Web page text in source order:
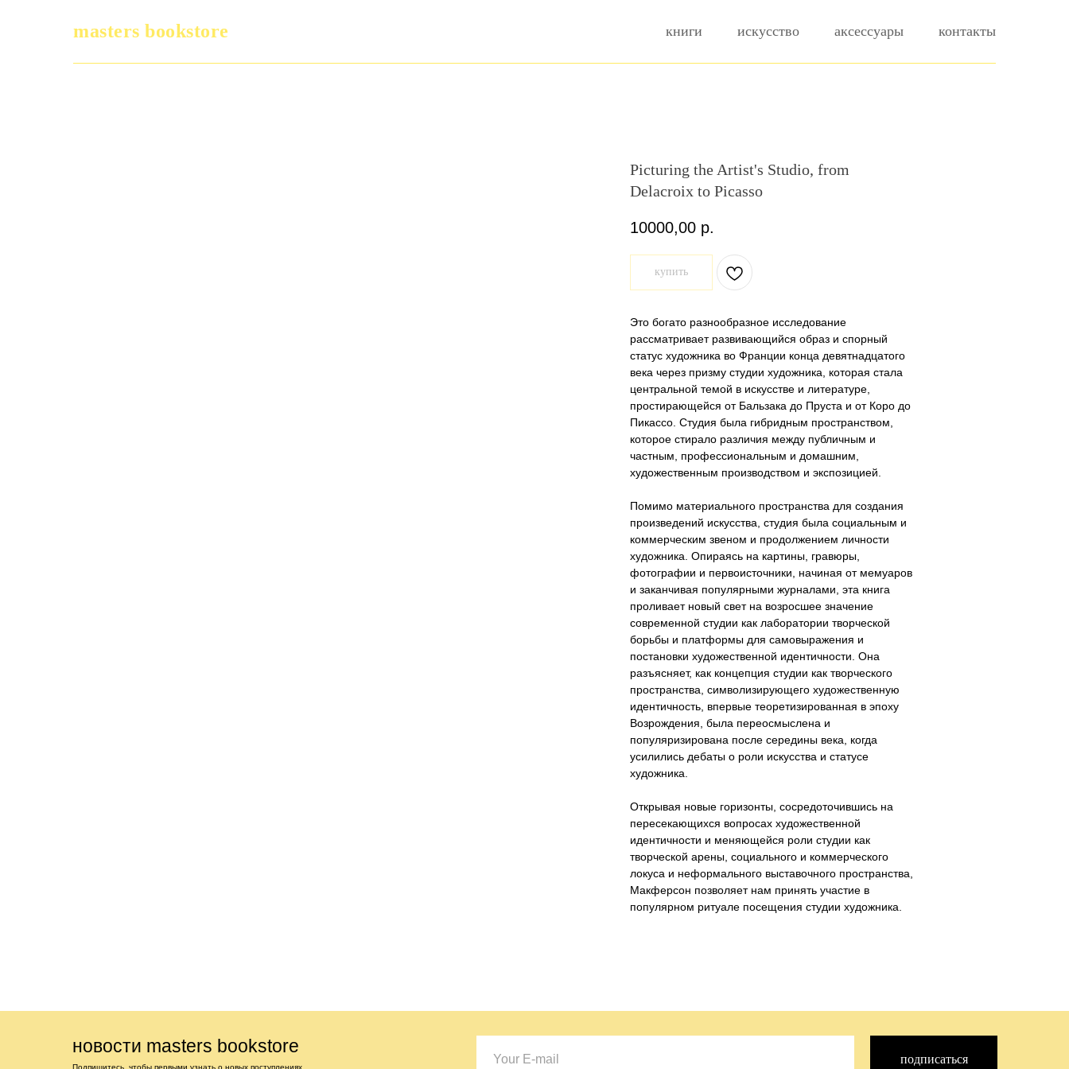
masters bookstore книги искусство аксессуары контакты
Picturing the Artist's Studio, from
Delacroix to Picasso
10000,00 р.
купить
Это богато разнообразное исследование
рассматривает развивающийся образ и спорный
статус художника во Франции конца девятнадцатого
века через призму студии художника, которая стала
центральной темой в искусстве и литературе,
простирающейся от Бальзака до Пруста и от Коро до
Пикассо. Студия была гибридным пространством,
которое стирало различия между публичным и
частным, профессиональным и домашним,
художественным производством и экспозицией.
Помимо материального пространства для создания
произведений искусства, студия была социальным и
коммерческим звеном и продолжением личности
художника. Опираясь на картины, гравюры,
фотографии и первоисточники, начиная от мемуаров
и заканчивая популярными журналами, эта книга
проливает новый свет на возросшее значение
современной студии как лаборатории творческой
борьбы и платформы для самовыражения и
постановки художественной идентичности. Она
разъясняет, как концепция студии как творческого
пространства, символизирующего художественную
идентичность, впервые теоретизированная в эпоху
Возрождения, была переосмыслена и
популяризирована после середины века, когда
усилились дебаты о роли искусства и статусе
художника.
Открывая новые горизонты, сосредоточившись на
пересекающихся вопросах художественной
идентичности и меняющейся роли студии как
творческой арены, социального и коммерческого
локуса и неформального выставочного пространства,
Макферсон позволяет нам принять участие в
популярном ритуале посещения студии художника.
новости masters bookstore
Подпишитесь, чтобы первыми узнать о новых поступлениях,
подписаться